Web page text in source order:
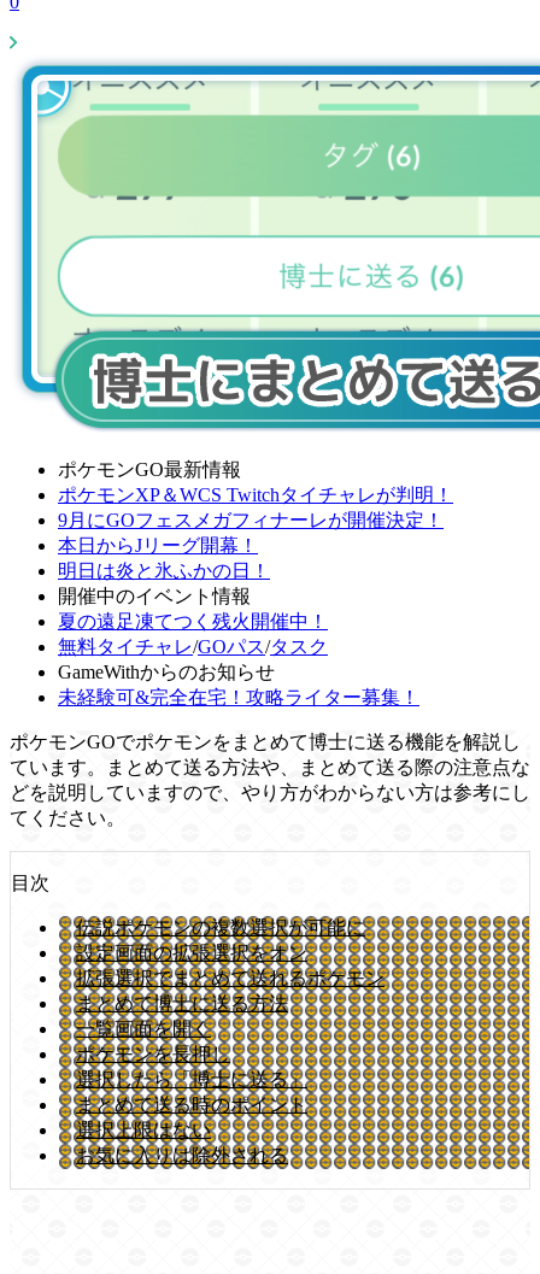
ポケモンGO最新情報
ポケモンXP＆WCS Twitchタイチャレが判明！
9月にGOフェスメガフィナーレが開催決定！
本日からJリーグ開幕！
明日は炎と氷ふかの日！
開催中のイベント情報
夏の遠足凍てつく残火開催中！
無料タイチャレ/GOパス/タスク
GameWithからのお知らせ
未経験可&完全在宅！攻略ライター募集！
ポケモンGOでポケモンをまとめて博士に送る機能を解説し
ています。まとめて送る方法や、まとめて送る際の注意点な
どを説明していますので、やり方がわからない方は参考にし
てください。
目次
伝説ポケモンの複数選択が可能に
設定画面の拡張選択をオン
拡張選択でまとめて送れるポケモン
まとめて博士に送る方法
一覧画面を開く
ポケモンを長押し
選択したら「博士に送る」
まとめて送る時のポイント
選択上限はない
お気に入りは除外される